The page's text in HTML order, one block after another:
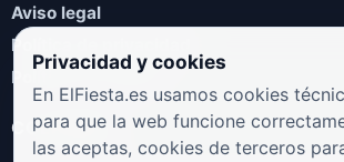
Aviso legal
Política de privacidad
Política de cookies
COLABORA
Privacidad y cookies
En ElFiesta.es usamos cookies
para que la web funcione
las aceptas, cookies de terceros